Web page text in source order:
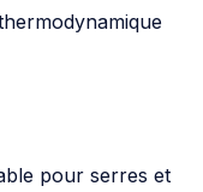
pour serres et